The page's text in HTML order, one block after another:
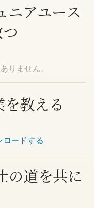
ニアユース
りません。
教える
ロードする
の道を共に